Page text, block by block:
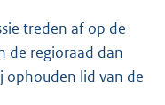
treden af op de
de regioraad dan
ophouden lid van de